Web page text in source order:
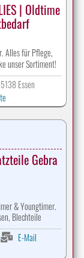
| Oldtime
Alles für Pflege,
unser Sortiment!
Essen
Gebra
& Youngtimer.
Blechteile
E-Mail